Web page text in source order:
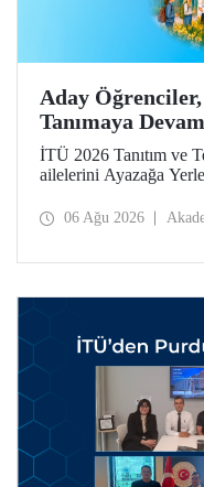
Aday
Tanımaya
İTÜ 2026 Tanıtım ve
ailelerini Ayazağa
ilgili fakülte ve birimler
06 Ağu 2026